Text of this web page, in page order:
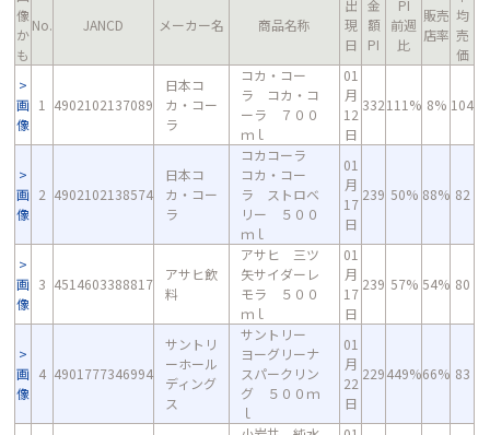
像
か
も
No. JANCD メーカー名 商品名称
出
現
日
金
額
PI
PI
前週
比
販売
店率
均
売
価
画
像
1 4902102137089
日本コ
カ・コー
ラ
コカ・コー
ラ コカ・コ
ーラ ７００
ｍｌ
01
月
12
日
332111% 8% 104
画
像
2 4902102138574
日本コ
カ・コー
ラ
コカコーラ
コカ・コー
ラ ストロベ
リー ５００
ｍｌ
01
月
17
日
239 50% 88% 82
画
像
3 4514603388817
アサヒ飲
料
アサヒ 三ツ
矢サイダーレ
モラ ５００
ｍｌ
01
月
17
日
239 57% 54% 80
画
像
4 4901777346994
サントリ
ーホール
ディング
ス
サントリー
ヨーグリーナ
スパークリン
グ ５００ｍ
ｌ
01
月
22
日
229449%66% 83